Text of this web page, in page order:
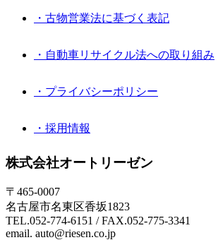
・古物営業法に基づく表記
・自動車リサイクル法への取り組み
・プライバシーポリシー
・採用情報
株式会社オートリーゼン
〒465-0007
名古屋市名東区香坂1823
TEL.052-774-6151 / FAX.052-775-3341
email. auto@riesen.co.jp